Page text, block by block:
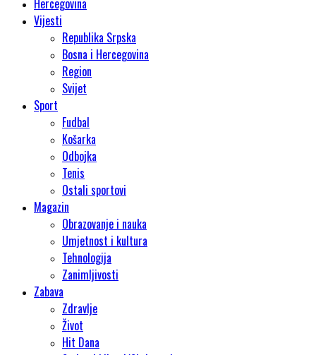
Vijesti
Republika Srpska
Bosna i Hercegovina
Region
Svijet
Sport
Fudbal
Košarka
Odbojka
Tenis
Ostali sportovi
Magazin
Obrazovanje i nauka
Umjetnost i kultura
Tehnologija
Zanimljivosti
Zabava
Zdravlje
Život
Hit Dana